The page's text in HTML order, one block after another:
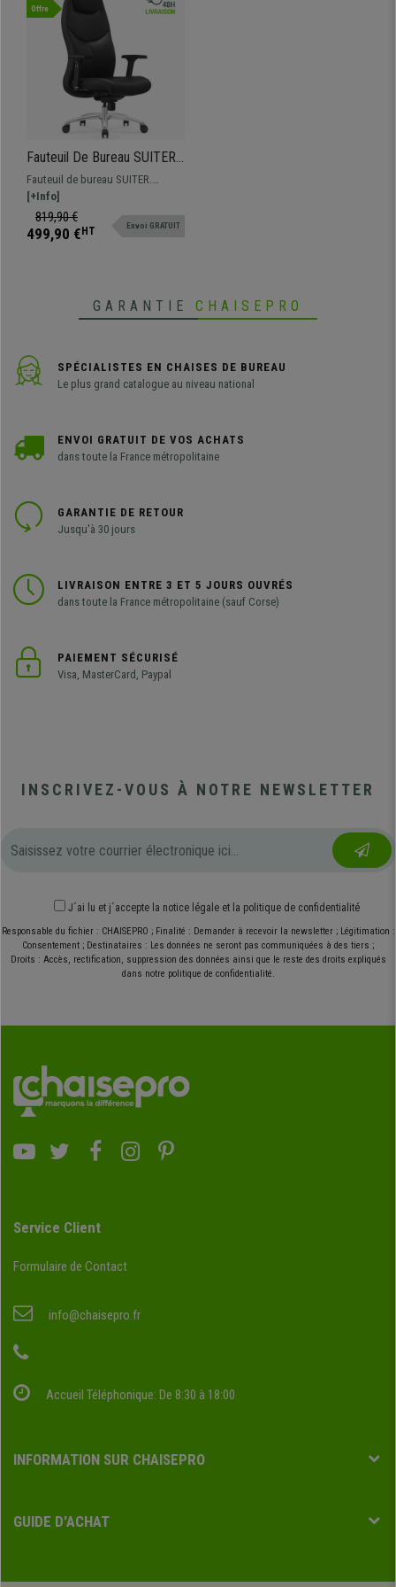
Offre
Fauteuil De Bureau SUITER,
Design et Grande Qualité,
Usage Professionnel 8h,
Revêtement en Cuir
Authentique, Noir
Fauteuil de bureau SUITER.
Fabriqué avec des matériaux de
première qualité et revêtement en
cuir véritable.
[+Info]
819,90 €
499,90 € HT Envoi GRATUIT
GARANTIE CHAISEPRO
SPÉCIALISTES EN CHAISES DE BUREAU
Le plus grand catalogue au niveau national
ENVOI GRATUIT DE VOS ACHATS
dans toute la France métropolitaine
GARANTIE DE RETOUR
Jusqu'à 30 jours
LIVRAISON ENTRE 3 ET 5 JOURS OUVRÉS
dans toute la France métropolitaine (sauf Corse)
PAIEMENT SÉCURISÉ
Visa, MasterCard, Paypal
INSCRIVEZ-VOUS À NOTRE NEWSLETTER
J´ai lu et j´accepte la notice légale et la politique de confidentialité
Responsable du fichier : CHAISEPRO ; Finalité : Demander à recevoir la newsletter ; Légitimation :
Consentement ; Destinataires : Les données ne seront pas communiquées à des tiers ;
Droits : Accès, rectification, suppression des données ainsi que le reste des droits expliqués
dans notre politique de confidentialité.
Service Client
Formulaire de Contact
info@chaisepro.fr
Accueil Téléphonique: De 8:30 à 18:00
INFORMATION SUR CHAISEPRO
GUIDE D'ACHAT